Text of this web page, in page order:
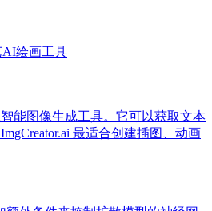
AI绘画工具
能图像生成工具。它可以获取文本
最适合创建插图、动画